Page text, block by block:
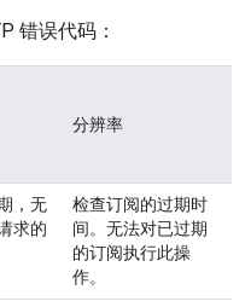
错误代码：
分辨率
，无
求的
检查订阅的过期时
间。无法对已过期
的订阅执行此操
作。